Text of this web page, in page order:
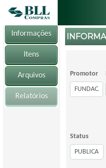
Informações
Itens
Arquivos
Relatórios
Promotor
Status